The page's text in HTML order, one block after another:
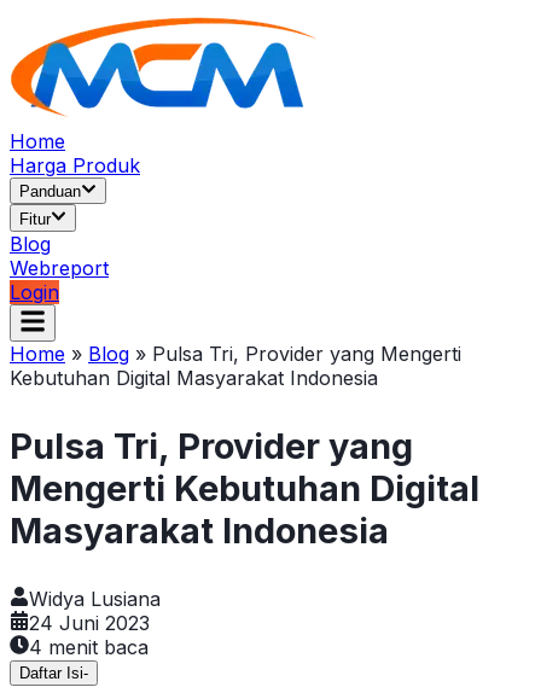
Home
Harga Produk
Panduan
Fitur
Blog
Webreport
Login
Home » Blog » Pulsa Tri, Provider yang Mengerti
Kebutuhan Digital Masyarakat Indonesia
Pulsa Tri, Provider yang
Mengerti Kebutuhan Digital
Masyarakat Indonesia
Widya Lusiana
24 Juni 2023
4 menit baca
Daftar Isi-